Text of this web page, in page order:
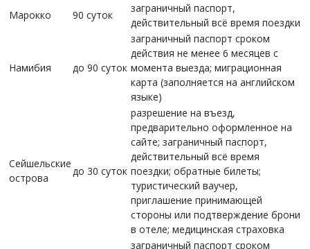
Марокко
90 суток
заграничный паспорт,
действительный всё время поездки
Намибия до 90 суток
заграничный паспорт сроком
действия не менее 6 месяцев с
момента выезда; миграционная
карта (заполняется на английском
языке)
Сейшельские
острова
до 30 суток
разрешение на въезд,
предварительно оформленное на
сайте; заграничный паспорт,
действительный всё время
поездки; обратные билеты;
туристический ваучер,
приглашение принимающей
стороны или подтверждение брони
в отеле; медицинская страховка
заграничный паспорт сроком